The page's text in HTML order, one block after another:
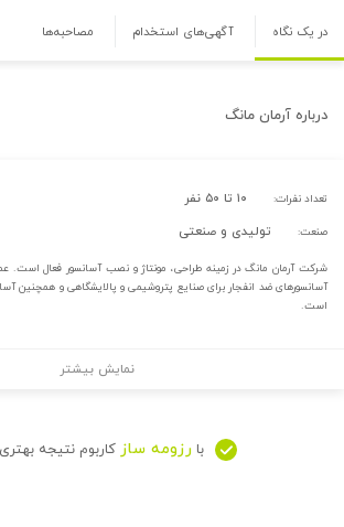
در یک نگاه آگهی‌های استخدام مصاحبه‌ها
درباره آرمان مانگ
تعداد نفرات: ۱۰ تا ۵۰ نفر
صنعت: تولیدی و صنعتی
شرکت آرمان مانگ در زمینه طراحی، مونتاژ و نصب آسانسور فعال است.
است.
نمایش بیشتر
با رزومه ساز کاربوم نتیجه